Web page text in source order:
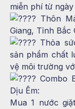
miễn phí từ
Thôn
Giang, Tỉnh Bắc
Thỏa
sản phẩm chất
vệ môi trường
Combo
Dịu Êm:
Mua 1 nước